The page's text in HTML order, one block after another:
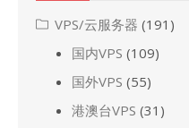
VPS/云服务器 (191)
国内VPS (109)
国外VPS (55)
港澳台VPS (31)